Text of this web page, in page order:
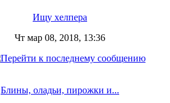
Ищу хелпера
Чт мар 08, 2018, 13:36
Блины, оладьи, пирожки и...